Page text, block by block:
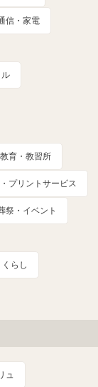
信・家電
ル
育・教習所
プリントサービス
祭・イベント
らし
ュ